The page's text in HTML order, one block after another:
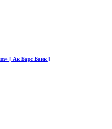
[ Ак Барс Банк ]